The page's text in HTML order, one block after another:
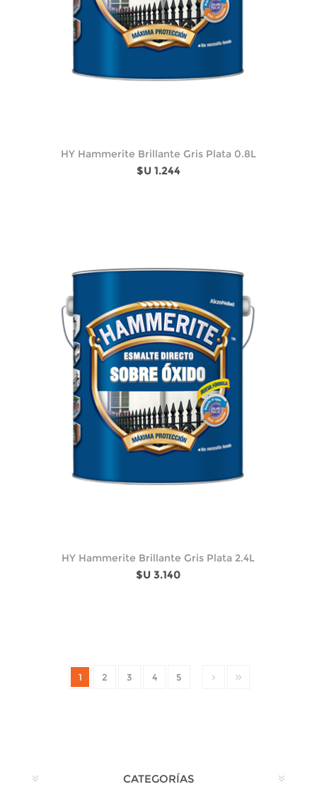
HY Hammerite Brillante Gris Plata 0.8L
$U 1.244
HY Hammerite Brillante Gris Plata 2.4L
$U 3.140
1 2 3 4 5
CATEGORÍAS